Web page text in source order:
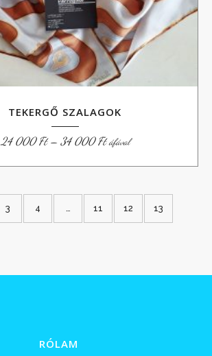
TEKERGŐ SZALAGOK
24 000Ft – 34 000FtÁrtartomány:
24
-
000 Ft
áfával
3 4 … 11 12 13
RÓLAM